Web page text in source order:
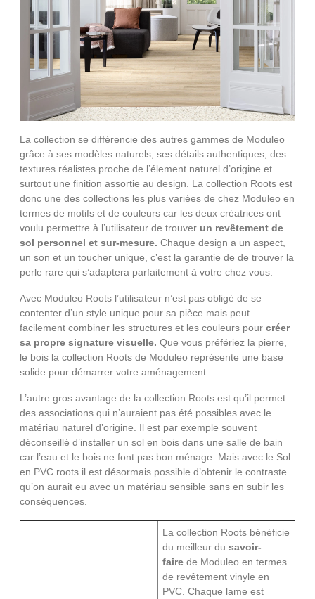
La collection se différencie des autres gammes de Moduleo
grâce à ses modèles naturels, ses détails authentiques, des
textures réalistes proche de l’élement naturel d’origine et
surtout une finition assortie au design. La collection Roots est
donc une des collections les plus variées de chez Moduleo en
termes de motifs et de couleurs car les deux créatrices ont
voulu permettre à l’utilisateur de trouver un revêtement de
sol personnel et sur-mesure. Chaque design a un aspect,
un son et un toucher unique, c’est la garantie de de trouver la
perle rare qui s’adaptera parfaitement à votre chez vous.
Avec Moduleo Roots l’utilisateur n’est pas obligé de se
contenter d’un style unique pour sa pièce mais peut
facilement combiner les structures et les couleurs pour créer
sa propre signature visuelle. Que vous préfériez la pierre,
le bois la collection Roots de Moduleo représente une base
solide pour démarrer votre aménagement.
L’autre gros avantage de la collection Roots est qu’il permet
des associations qui n’auraient pas été possibles avec le
matériau naturel d’origine. Il est par exemple souvent
déconseillé d’installer un sol en bois dans une salle de bain
car l’eau et le bois ne font pas bon ménage. Mais avec le Sol
en PVC roots il est désormais possible d’obtenir le contraste
qu’on aurait eu avec un matériau sensible sans en subir les
conséquences.
La collection Roots bénéficie
du meilleur du savoir-
faire de Moduleo en termes
de revêtement vinyle en
PVC. Chaque lame est